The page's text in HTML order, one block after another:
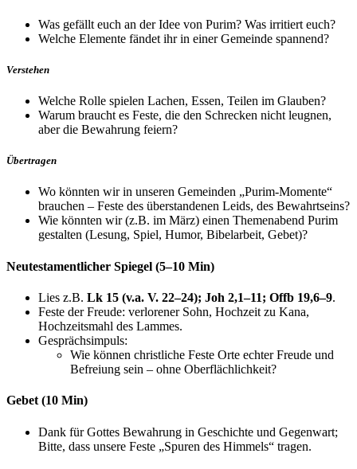
Was gefällt euch an der Idee von Purim? Was irritiert euch?
Welche Elemente fändet ihr in einer Gemeinde spannend?
Verstehen
Welche Rolle spielen Lachen, Essen, Teilen im Glauben?
Warum braucht es Feste, die den Schrecken nicht leugnen,
aber die Bewahrung feiern?
Übertragen
Wo könnten wir in unseren Gemeinden „Purim-Momente“
brauchen – Feste des überstandenen Leids, des Bewahrtseins?
Wie könnten wir (z.B. im März) einen Themenabend Purim
gestalten (Lesung, Spiel, Humor, Bibelarbeit, Gebet)?
Neutestamentlicher Spiegel (5–10 Min)
Lies z.B. Lk 15 (v.a. V. 22–24); Joh 2,1–11; Offb 19,6–9.
Feste der Freude: verlorener Sohn, Hochzeit zu Kana,
Hochzeitsmahl des Lammes.
Gesprächsimpuls:
Wie können christliche Feste Orte echter Freude und
Befreiung sein – ohne Oberflächlichkeit?
Gebet (10 Min)
Dank für Gottes Bewahrung in Geschichte und Gegenwart;
Bitte, dass unsere Feste „Spuren des Himmels“ tragen.